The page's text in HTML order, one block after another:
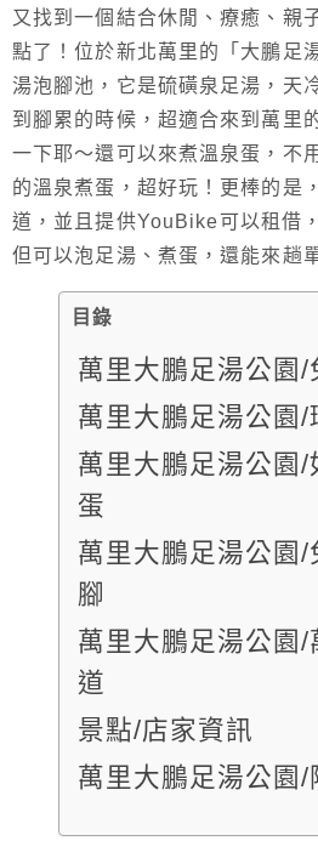
又找到一個結合休閒、療癒、親
點了！位於新北萬里的「大鵬足
湯泡腳池，它是硫磺泉足湯，天
到腳累的時候，超適合來到萬里
一下耶～還可以來煮溫泉蛋，不
的溫泉煮蛋，超好玩！更棒的是
道，並且提供YouBike可以租借
但可以泡足湯、煮蛋，還能來趟
目錄
萬里大鵬足湯公園/
萬里大鵬足湯公園/
萬里大鵬足湯公園/
蛋
萬里大鵬足湯公園/
腳
萬里大鵬足湯公園/
道
景點/店家資訊
萬里大鵬足湯公園/